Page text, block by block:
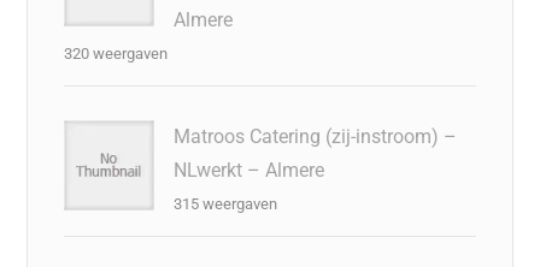
Almere
320 weergaven
Matroos Catering (zij-instroom) –
NLwerkt – Almere
315 weergaven